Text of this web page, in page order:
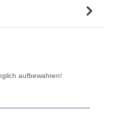
aufbewahren!